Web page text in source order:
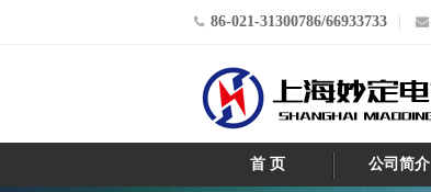
86-021-31300786/66933733
首 页 公司简介